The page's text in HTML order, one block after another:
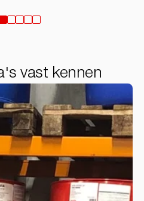
vast kennen